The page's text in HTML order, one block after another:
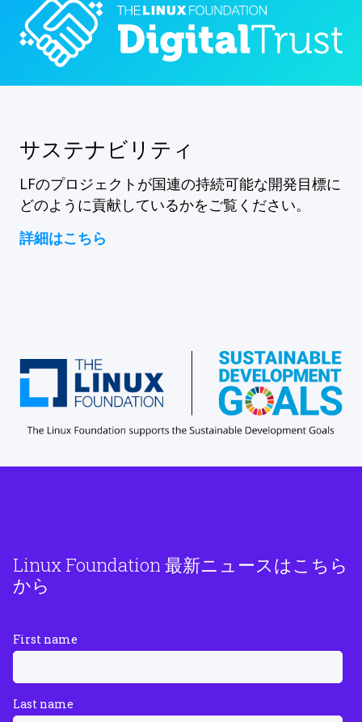
サステナビリティ
LFのプロジェクトが国連の持続可能な開発目標に
どのように貢献しているかをご覧ください。
詳細はこちら
Linux Foundation 最新ニュースはこちら
から
First name
Last name